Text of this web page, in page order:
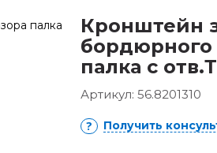
Кронштейн
бордюрного
палка с
Артикул: 56.8201310
Получить